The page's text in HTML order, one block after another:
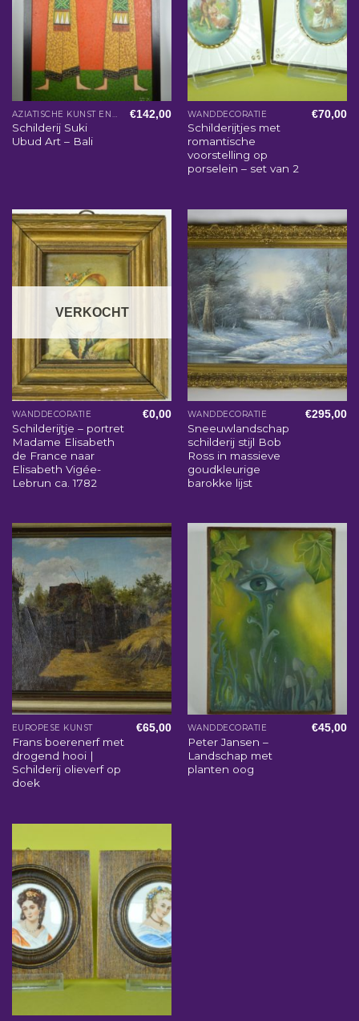
Schilderij Suki
Ubud Art – Bali
€142,00 WANDDECORATIE
Schilderijtjes met
romantische
voorstelling op
porselein – set van 2
€70,00
VERKOCHT
WANDDECORATIE
Schilderijtje – portret
Madame Elisabeth
de France naar
Elisabeth Vigée-
Lebrun ca. 1782
€0,00 WANDDECORATIE
Sneeuwlandschap
schilderij stijl Bob
Ross in massieve
goudkleurige
barokke lijst
€295,00
EUROPESE KUNST
Frans boerenerf met
drogend hooi |
Schilderij olieverf op
doek
€65,00 WANDDECORATIE
Peter Jansen –
Landschap met
planten oog
€45,00